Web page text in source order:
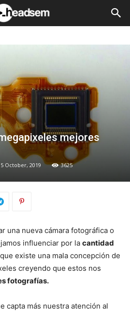
mejores
October, 2019 3625
una nueva cámara fotográfica o
influenciar por la cantidad
existe una mala concepción de
creyendo que estos nos
fotografías.
capta más nuestra atención al